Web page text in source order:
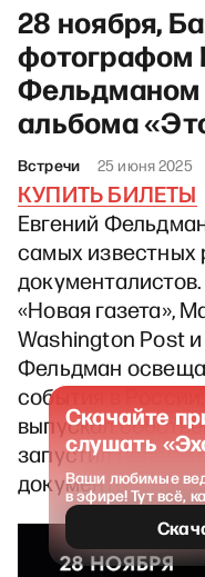
28 ноября,
фотографом
Фельдманом
альбома
Встречи 25 июня 2025
КУПИТЬ БИЛЕТЫ
Евгений
самых известных
«Новая газета»,
Washington Post
Фельдман
события в
выпускал
запустил первый
документальной
Скачайте
слушать
Ваши любимые
в эфире! Тут всё,